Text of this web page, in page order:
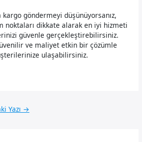
kargo göndermeyi düşünüyorsanız,
noktaları dikkate alarak en iyi hizmeti
güvenle gerçekleştirebilirsiniz.
ve maliyet etkin bir çözümle
ulaşabilirsiniz.
Yazı →